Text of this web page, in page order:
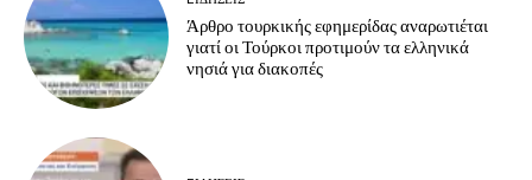
Άρθρο τουρκικής εφημερίδας αναρωτιέται
γιατί οι Τούρκοι προτιμούν τα ελληνικά
νησιά για διακοπές